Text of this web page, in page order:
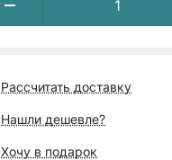
Рассчитать доставку
Нашли дешевле?
Хочу в подарок